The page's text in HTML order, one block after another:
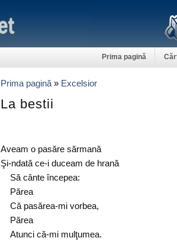
Prima pagină
Prima pagină » Excelsior
La bestii
Aveam o pasăre sărmană
Şi-ndată ce-i duceam de hrană
Să cânte începea:
Părea
Că pasărea-mi vorbea,
Părea
Atunci că-mi mulţumea.